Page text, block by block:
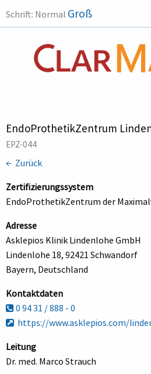
Schrift: Normal Groß
EndoProthetikZentrum
EPZ-044
← Zurück
Zertifizierungssystem
EndoProthetikZentrum der
Adresse
Asklepios Klinik Lindenlohe GmbH
Lindenlohe 18, 92421 Schwandorf
Bayern, Deutschland
Kontaktdaten
0 94 31 / 888 - 0
https://www.asklepios.com/
Leitung
Dr. med. Marco Strauch